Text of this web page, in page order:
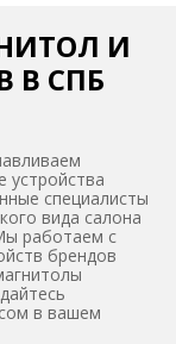
И
В СПБ
устройства
специалисты
вида салона
работаем с
брендов
в вашем